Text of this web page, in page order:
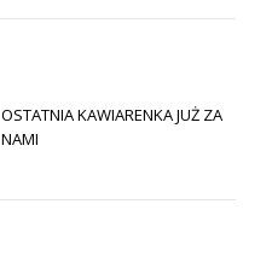
OSTATNIA KAWIARENKA JUŻ ZA
NAMI